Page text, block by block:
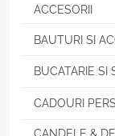
ACCESORII
BAUTURI SI
BUCATARIE SI
CADOURI
CANDELE &